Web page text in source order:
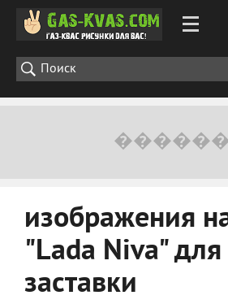
изображения
"Lada Niva" для
заставки